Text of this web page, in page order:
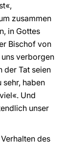
zusammen
in Gottes
Bischof von
uns verborgen
der Tat seien
haben
Und
unser
des